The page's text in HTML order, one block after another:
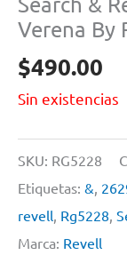
Verena By
$490.00
Sin existencias
SKU: RG5228
Etiquetas: &,
revell, Rg5228,
Marca: Revell